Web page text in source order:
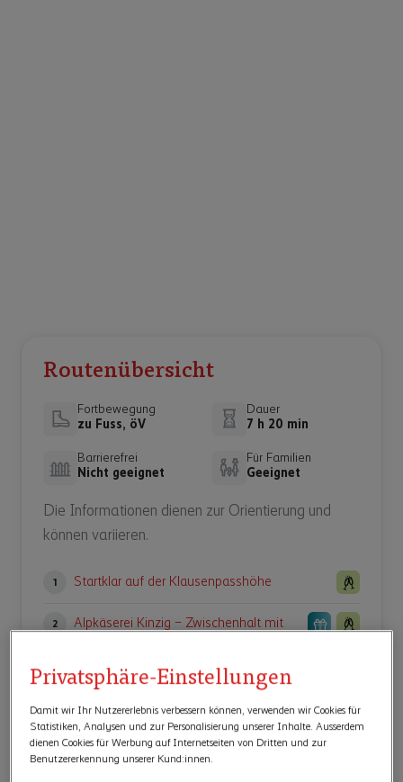
Routenübersicht
Fortbewegung
zu Fuss, öV
Dauer
7 h 20 min
Barrierefrei
Nicht geeignet
Für Familien
Geeignet
Die Informationen dienen zur Orientierung und
können variieren.
1 Startklar auf der Klausenpasshöhe
2
Alpkäserei Kinzig – Zwischenhalt mit
Alphotel Biel-Kinzig
4 Zwischenhalt Biel-Kinzig
Privatsphäre-Einstellungen
Damit wir Ihr Nutzererlebnis verbessern können, verwenden wir Cookies für
Statistiken, Analysen und zur Personalisierung unserer Inhalte. Ausserdem
dienen Cookies für Werbung auf Internetseiten von Dritten und zur
Benutzererkennung unserer Kund:innen.